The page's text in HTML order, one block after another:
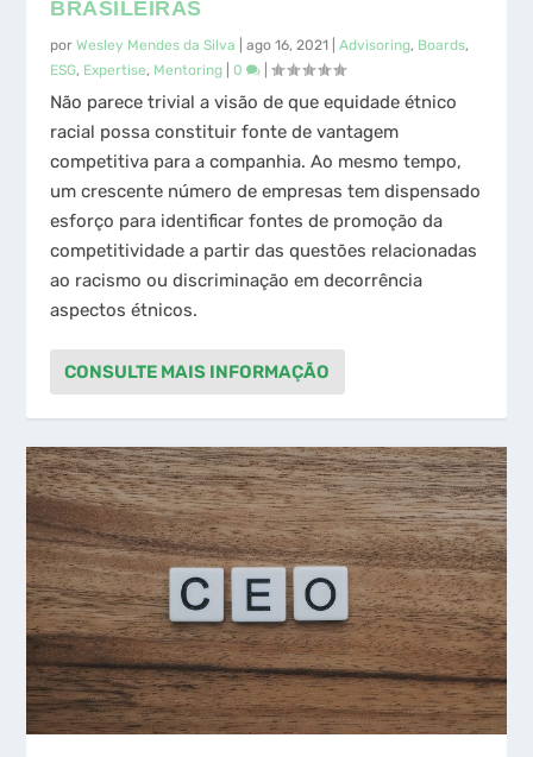
BRASILEIRAS
porWesley Mendes da Silva |ago 16, 2021 |Advisoring, Boards,
ESG, Expertise, Mentoring |0 |
Não parece trivial a visão de que equidade étnico
racial possa constituir fonte de vantagem
competitiva para a companhia. Ao mesmo tempo,
um crescente número de empresas tem dispensado
esforço para identificar fontes de promoção da
competitividade a partir das questões relacionadas
ao racismo ou discriminação em decorrência
aspectos étnicos.
CONSULTE MAIS INFORMAÇÃO